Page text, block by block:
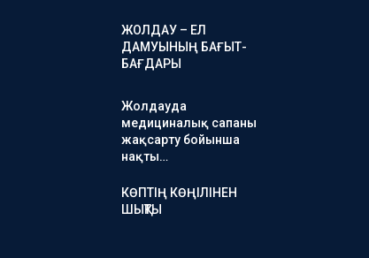
ЖОЛДАУ – ЕЛ
ДАМУЫНЫҢ БАҒЫТ-
БАҒДАРЫ
Жолдауда
медициналық сапаны
жақсарту бойынша
нақты…
КӨПТІҢ КӨҢІЛІНЕН
ШЫҚТЫ